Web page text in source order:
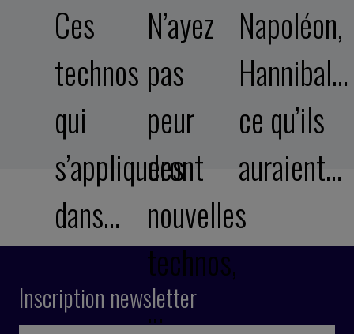
Ces
technos
qui
s’appliqueront
dans…
N’ayez
pas
peur
des
nouvelles
technos,
…
Napoléon,
Hannibal…
ce qu’ils
auraient…
Inscription newsletter